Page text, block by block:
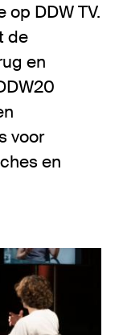
DDW TV.
de
en
voor
en